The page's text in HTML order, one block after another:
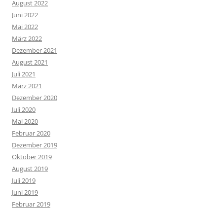
August 2022
Juni 2022
Mai 2022
März 2022
Dezember 2021
August 2021
Juli 2021
März 2021
Dezember 2020
Juli 2020
Mai 2020
Februar 2020
Dezember 2019
Oktober 2019
August 2019
Juli 2019
Juni 2019
Februar 2019